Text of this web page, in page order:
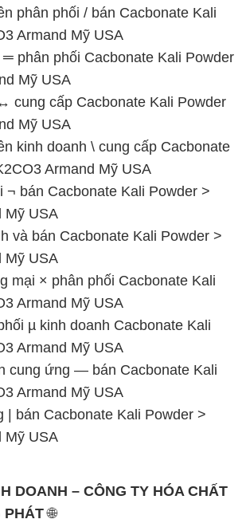
phân phối / bán Cacbonate Kali
Armand Mỹ USA
phân phối Cacbonate Kali Powder
Mỹ USA
cung cấp Cacbonate Kali Powder
Mỹ USA
kinh doanh \ cung cấp Cacbonate
Armand Mỹ USA
¬ bán Cacbonate Kali Powder >
Mỹ USA
và bán Cacbonate Kali Powder >
Mỹ USA
mại × phân phối Cacbonate Kali
Armand Mỹ USA
µ kinh doanh Cacbonate Kali
Armand Mỹ USA
cung ứng — bán Cacbonate Kali
Armand Mỹ USA
| bán Cacbonate Kali Powder >
Mỹ USA
DOANH – CÔNG TY HÓA CHẤT
PHÁT🌐